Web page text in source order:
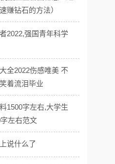
赚钻石的方法）
2022,强国青年科学
全2022伤感唯美 不
着流泪毕业
1500字左右,大学生
左右范文
说什么了